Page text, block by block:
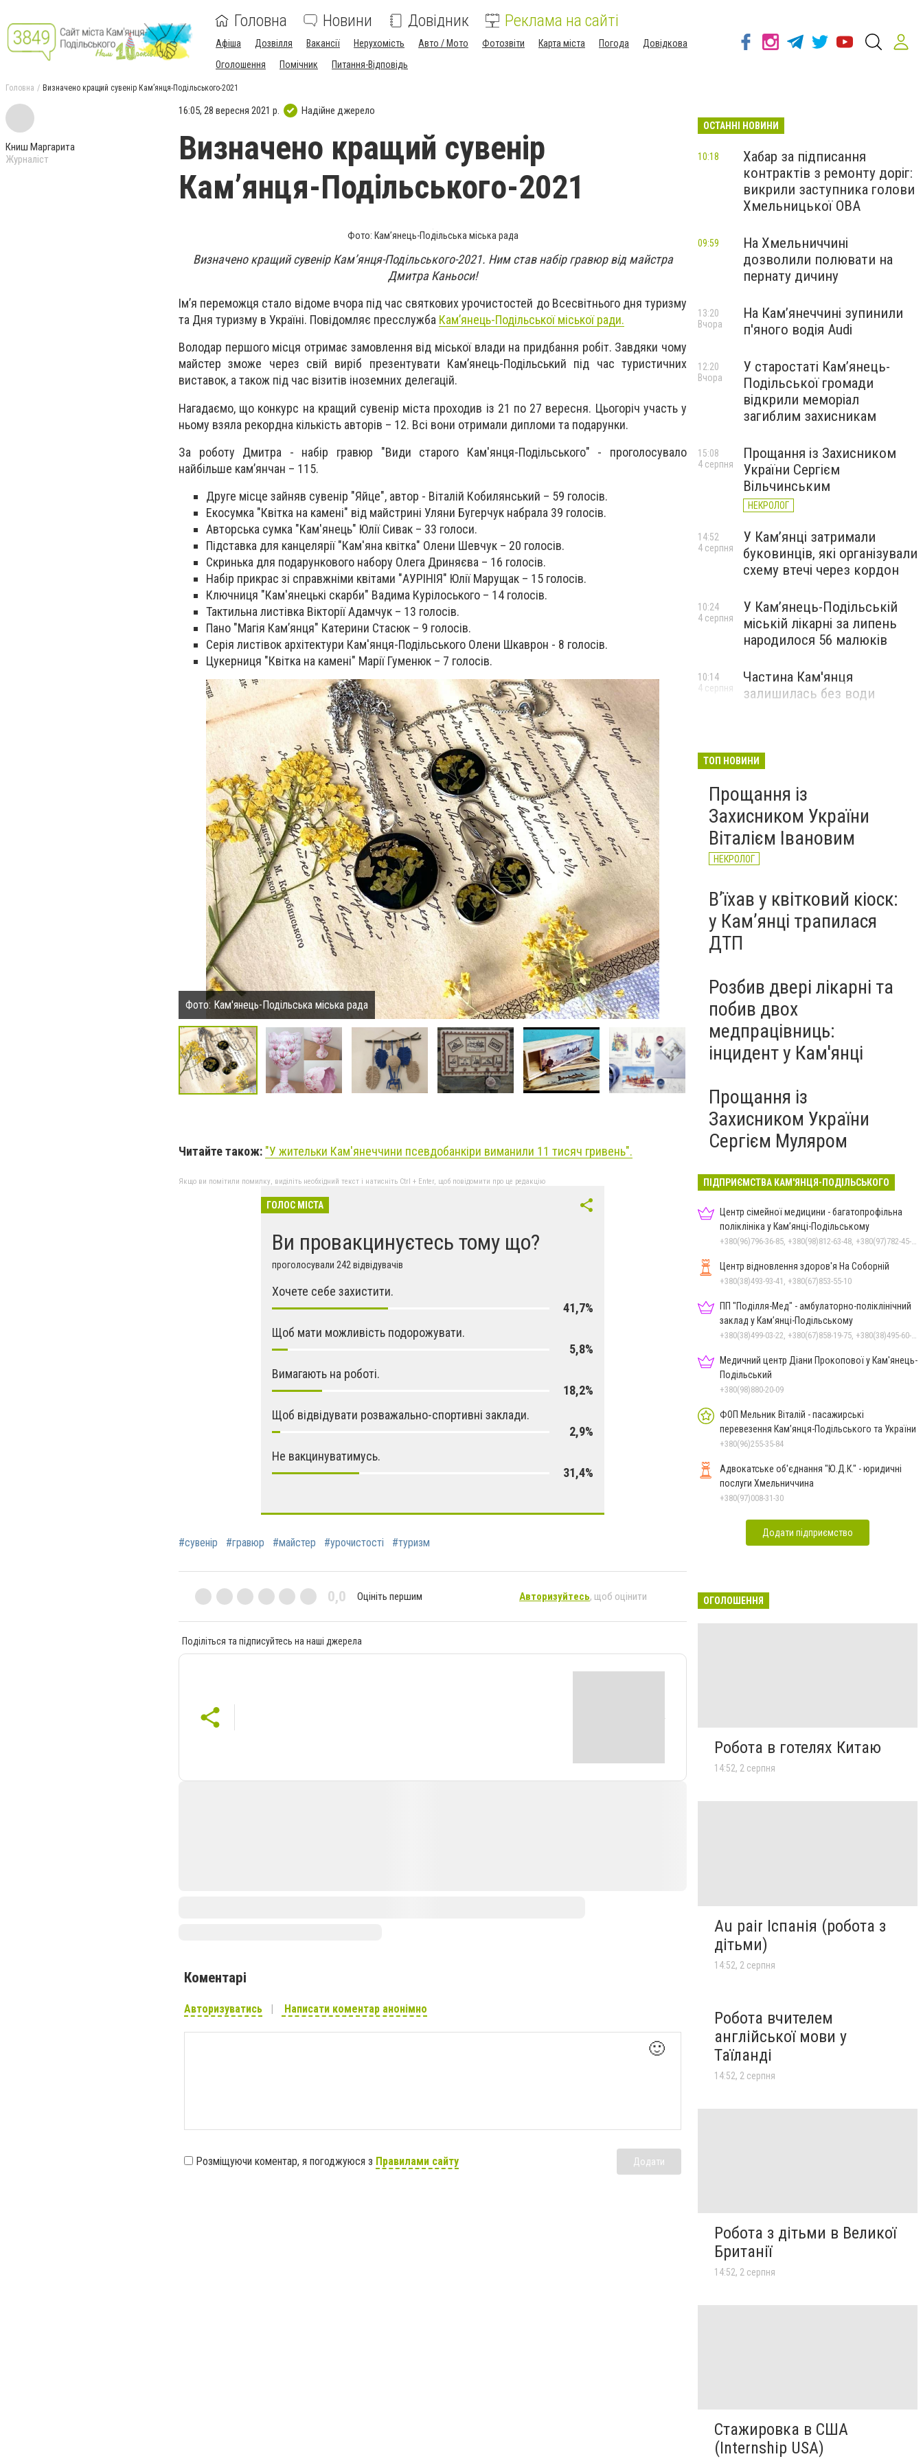
Головна Новини Довідник Реклама на сайті
Афіша Дозвілля Вакансії Нерухомість Авто / Мото Фотозвіти Карта міста Погода
Довідкова
Оголошення
Помічник Питання-Відповідь
Головна Визначено кращий сувенір Кам’янця-Подільського-2021
Книш Маргарита
Журналіст
16:05, 28 вересня 2021 р. Надійне джерело
Визначено кращий сувенір
Кам’янця-Подільського-2021
Фото: Кам’янець-Подільська міська рада
Визначено кращий сувенір Кам’янця-Подільського-2021. Ним став набір гравюр від майстра
Дмитра Каньоси!
Ім’я переможця стало відоме вчора під час святкових урочистостей до Всесвітнього дня туризму
та Дня туризму в Україні. Повідомляє пресслужба Кам’янець-Подільської міської ради.
Володар першого місця отримає замовлення від міської влади на придбання робіт. Завдяки чому
майстер зможе через свій виріб презентувати Кам’янець-Подільський під час туристичних
виставок, а також під час візитів іноземних делегацій.
Нагадаємо, що конкурс на кращий сувенір міста проходив із 21 по 27 вересня. Цьогоріч участь у
ньому взяла рекордна кількість авторів – 12. Всі вони отримали дипломи та подарунки.
За роботу Дмитра - набір гравюр "Види старого Кам'янця-Подільського" - проголосувало
найбільше кам’янчан – 115.
Друге місце зайняв сувенір "Яйце", автор - Віталій Кобилянський – 59 голосів.
Екосумка "Квітка на камені" від майстрині Уляни Бугерчук набрала 39 голосів.
Авторська сумка "Кам'янець" Юлії Сивак – 33 голоси.
Підставка для канцелярії "Кам'яна квітка" Олени Шевчук – 20 голосів.
Скринька для подарункового набору Олега Дриняєва – 16 голосів.
Набір прикрас зі справжніми квітами "АУРІНІЯ" Юлії Марущак – 15 голосів.
Ключниця "Кам'янецькі скарби" Вадима Курілоського – 14 голосів.
Тактильна листівка Вікторії Адамчук – 13 голосів.
Пано "Магія Кам’янця" Катерини Стасюк – 9 голосів.
Серія листівок архітектури Кам'янця-Подільського Олени Шкаврон - 8 голосів.
Цукерниця "Квітка на камені" Марії Гуменюк – 7 голосів.
Фото: Кам'янець-Подільська міська рада Фото: Кам'янець-Подільська міська рада
Читайте також: "У жительки Кам'янеччини псевдобанкіри виманили 11 тисяч гривень".
Якщо ви помітили помилку, виділіть необхідний текст і натисніть Ctrl + Enter, щоб повідомити про це редакцію
ГОЛОС МІСТА
Ви провакцинуєтесь тому що?
проголосували 242 відвідувачів
Хочете себе захистити.
41,7%
Щоб мати можливість подорожувати.
5,8%
Вимагають на роботі.
18,2%
Щоб відвідувати розважально-спортивні заклади.
2,9%
Не вакцинуватимусь.
31,4%
#сувенір #гравюр #майстер #урочистості #туризм
0,0 Оцініть першим Авторизуйтесь, щоб оцінити
Поділіться та підписуйтесь на наші джерела
Коментарі
Авторизуватись Написати коментар анонімно
🙂
Розміщуючи коментар, я погоджуюся з Правилами сайту Додати
ОСТАННІ НОВИНИ
Хабар за підписання
контрактів з ремонту доріг:
викрили заступника голови
Хмельницької ОВА
10:18
На Хмельниччині
дозволили полювати на
пернату дичину
09:59
На Камʼянеччині зупинили
п'яного водія Audi
13:20
Вчора
У старостаті Кам’янець-
Подільської громади
відкрили меморіал
загиблим захисникам
12:20
Вчора
Прощання із Захисником
України Сергієм
Вільчинським
НЕКРОЛОГ
15:08
4 серпня
У Кам’янці затримали
буковинців, які організували
схему втечі через кордон
14:52
4 серпня
У Кам’янець-Подільській
міській лікарні за липень
народилося 56 малюків
10:24
4 серпня
Частина Кам'янця
залишилась без води
10:14
4 серпня
ТОП НОВИНИ
Прощання із
Захисником України
Віталієм Івановим
НЕКРОЛОГ
Вʼїхав у квітковий кіоск:
у Камʼянці трапилася
ДТП
Розбив двері лікарні та
побив двох
медпрацівниць:
інцидент у Кам'янці
Прощання із
Захисником України
Сергієм Муляром
ПІДПРИЄМСТВА КАМ'ЯНЦЯ-ПОДІЛЬСЬКОГО
Центр сімейної медицини - багатопрофільна
поліклініка у Кам’янці-Подільському
+380(96)796-36-85, +380(98)812-63-48, +380(97)782-45-70
Центр відновлення здоров'я На Соборній
+380(38)493-93-41, +380(67)853-55-10
ПП "Поділля-Мед" - амбулаторно-поліклінічний
заклад у Кам’янці-Подільському
+380(38)499-03-22, +380(67)858-19-75, +380(38)495-60-27
Медичний центр Діани Прокопової у Кам'янець-
Подільський
+380(98)880-20-09
ФОП Мельник Віталій - пасажирські
перевезення Кам’янця-Подільського та України
+380(96)255-35-84
Адвокатське об'єднання "Ю.Д.К." - юридичні
послуги Хмельниччина
+380(97)008-31-30
Додати підприємство
ОГОЛОШЕННЯ
Робота в готелях Китаю
14:52, 2 серпня
Au pair Іспанія (робота з
дітьми)
14:52, 2 серпня
Робота вчителем
англійської мови у
Таїланді
14:52, 2 серпня
Робота з дітьми в Великої
Британії
14:52, 2 серпня
Стажировка в США
(Internship USA)